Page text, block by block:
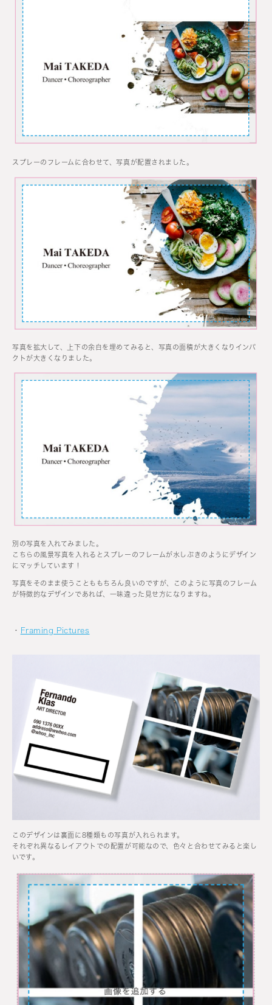
スプレーのフレームに合わせて、写真が配置されました。
写真を拡大して、上下の余白を埋めてみると、写真の面積が大きくなりインパ
クトが大きくなりました。
別の写真を入れてみました。
こちらの風景写真を入れるとスプレーのフレームが水しぶきのようにデザイン
にマッチしています！
写真をそのまま使うことももちろん良いのですが、このように写真のフレーム
が特徴的なデザインであれば、一味違った見せ方になりますね。
・ Framing Pictures
このデザインは裏面に8種類もの写真が入れられます。
それぞれ異なるレイアウトでの配置が可能なので、色々と合わせてみると楽し
いです。